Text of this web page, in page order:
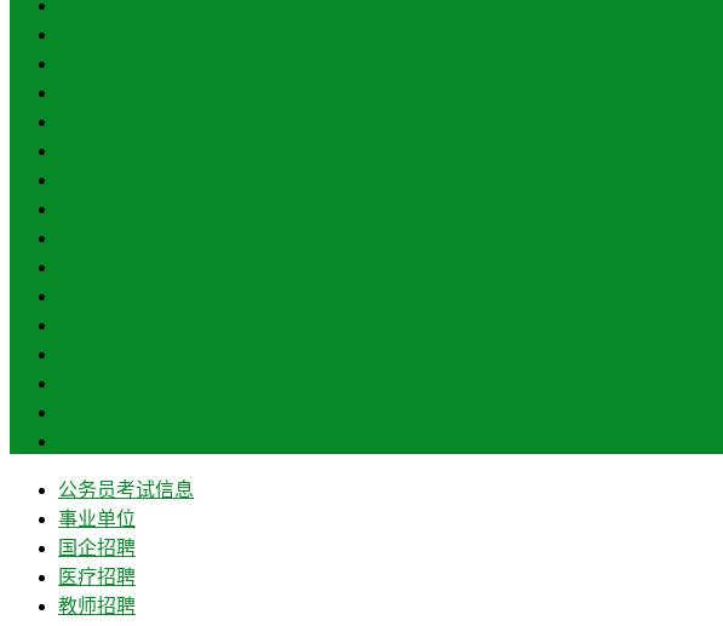
公务员考试信息
事业单位
国企招聘
医疗招聘
教师招聘